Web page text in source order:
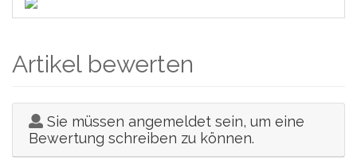
Artikel bewerten
Sie müssen angemeldet sein, um eine
Bewertung schreiben zu können.